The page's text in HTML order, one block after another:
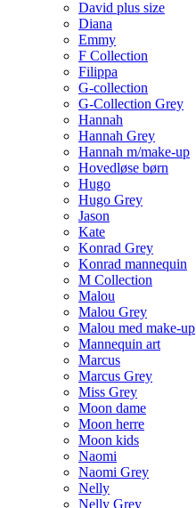
David plus size
Diana
Emmy
F Collection
Filippa
G-collection
G-Collection Grey
Hannah
Hannah Grey
Hannah m/make-up
Hovedløse børn
Hugo
Hugo Grey
Jason
Kate
Konrad Grey
Konrad mannequin
M Collection
Malou
Malou Grey
Malou med make-up
Mannequin art
Marcus
Marcus Grey
Miss Grey
Moon dame
Moon herre
Moon kids
Naomi
Naomi Grey
Nelly
Nelly Grey